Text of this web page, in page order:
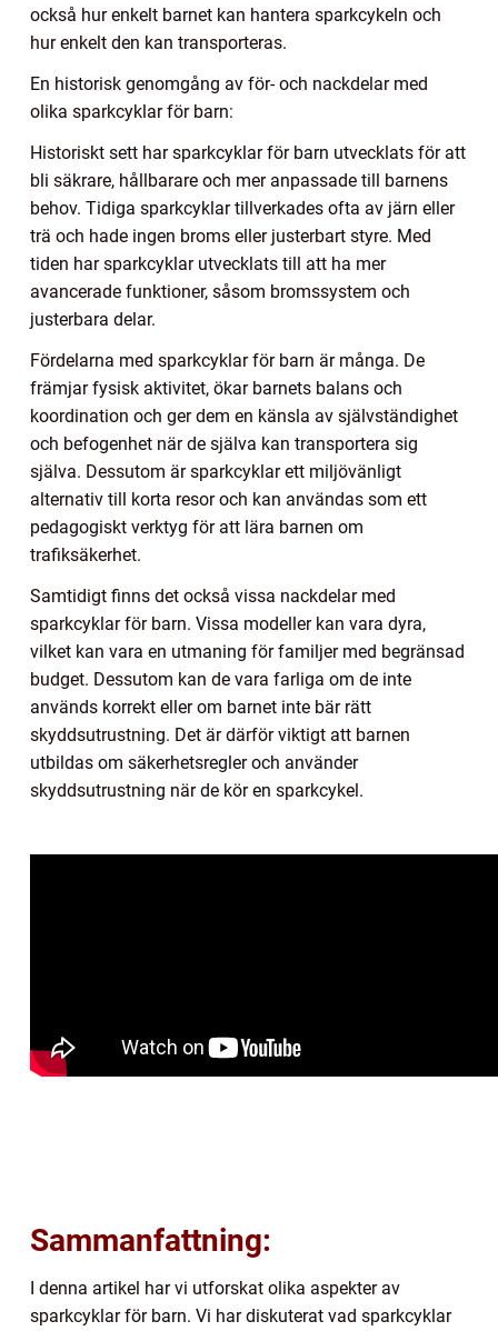
också hur enkelt barnet kan hantera sparkcykeln och
hur enkelt den kan transporteras.
En historisk genomgång av för- och nackdelar med
olika sparkcyklar för barn:
Historiskt sett har sparkcyklar för barn utvecklats för att
bli säkrare, hållbarare och mer anpassade till barnens
behov. Tidiga sparkcyklar tillverkades ofta av järn eller
trä och hade ingen broms eller justerbart styre. Med
tiden har sparkcyklar utvecklats till att ha mer
avancerade funktioner, såsom bromssystem och
justerbara delar.
Fördelarna med sparkcyklar för barn är många. De
främjar fysisk aktivitet, ökar barnets balans och
koordination och ger dem en känsla av självständighet
och befogenhet när de själva kan transportera sig
själva. Dessutom är sparkcyklar ett miljövänligt
alternativ till korta resor och kan användas som ett
pedagogiskt verktyg för att lära barnen om
trafiksäkerhet.
Samtidigt finns det också vissa nackdelar med
sparkcyklar för barn. Vissa modeller kan vara dyra,
vilket kan vara en utmaning för familjer med begränsad
budget. Dessutom kan de vara farliga om de inte
används korrekt eller om barnet inte bär rätt
skyddsutrustning. Det är därför viktigt att barnen
utbildas om säkerhetsregler och använder
skyddsutrustning när de kör en sparkcykel.
Sammanfattning:
I denna artikel har vi utforskat olika aspekter av
sparkcyklar för barn. Vi har diskuterat vad sparkcyklar